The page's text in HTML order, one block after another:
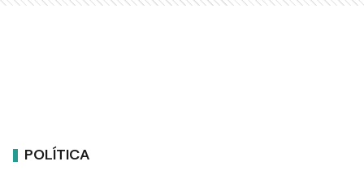
POLÍTICA